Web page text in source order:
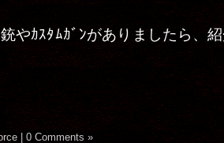
やｶｽﾀﾑｶﾞﾝがありましたら、
| 0 Comments »